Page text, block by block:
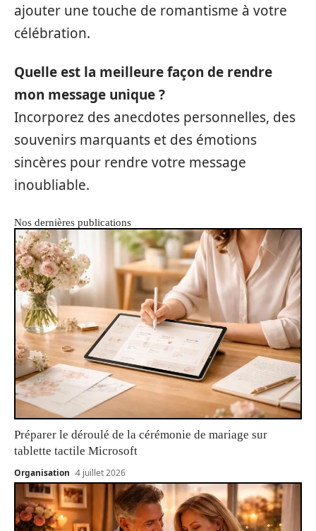
ajouter une touche de romantisme à votre
célébration.
Quelle est la meilleure façon de rendre
mon message unique ?
Incorporez des anecdotes personnelles, des
souvenirs marquants et des émotions
sincères pour rendre votre message
inoubliable.
Nos dernières publications
Préparer le déroulé de la cérémonie de mariage sur
tablette tactile Microsoft
Organisation 4 juillet 2026